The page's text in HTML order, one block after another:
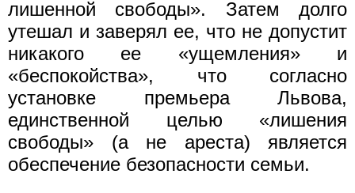
лишенной свободы». Затем долго
утешал и заверял ее, что не допустит
никакого ее «ущемления» и
«беспокойства», что согласно
установке премьера Львова,
единственной целью «лише­ния
свободы» (а не ареста) является
обеспечение безопасности семьи.